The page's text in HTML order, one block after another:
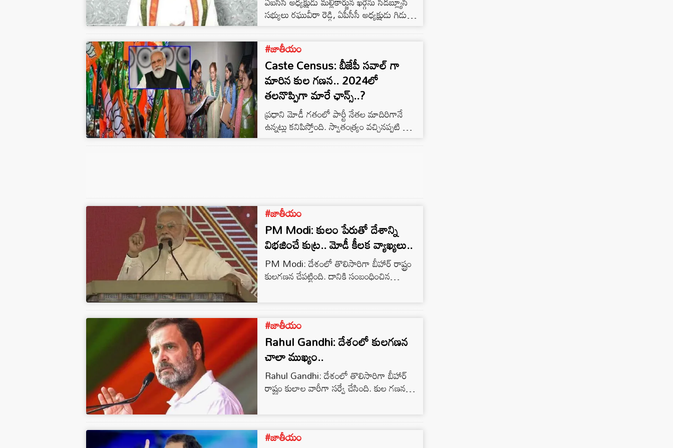
సభ్యులు రఘువీరా రెడ్డి, ఏపీసీసీ అధ్యక్షుడు గిడుగు
రుద్రరాజు కలిశారు. ఈ సందర్భంగా ఆయన
మాట్లాడుతూ.. ఈ నెల 21న మంత్రాలయంలో
నిర్వహించే సభకు రావాలని ఆహ్పానించామన్నారు.
#జాతీయం
Caste Census: బీజేపీ సవాల్ గా
మారిన కుల గణన.. 2024లో
తలనొప్పిగా మారే ఛాన్స్..?
ప్రధాని మోడీ గతంలో పార్టీ నేతల మాదిరిగానే
ఉన్నట్లు కనిపిస్తోంది. స్వాతంత్య్రం వచ్చినప్పటి నుంచి
కేంద్రంలో ఏ పార్టీ అధికారంలో ఉన్నా లెక్కలు
బయటపెట్టే ధైర్యం ఎవరికీ లేదు. ఈ రోజు రాహుల్
#జాతీయం
PM Modi: కులం పేరుతో దేశాన్ని
విభజించే కుట్ర.. మోడీ కీలక వ్యాఖ్యలు..
PM Modi: దేశంలో తొలిసారిగా బీహార్ రాష్ట్రం
కులగణన చేపట్టింది. దానికి సంబంధించిన
వివరాలను ఈ రోజు ప్రకటించింది. ఇదిలా ఉంటే
ప్రతిపక్షాలు కులం పేరుతో దేశాన్ని విభజించే
ప్రయత్నం చేస్తున్నారంటూ ఆగ్రహం వ్యక్తం
ధ్వజమెత్తారు.
#జాతీయం
Rahul Gandhi: దేశంలో కులగణన
చాలా ముఖ్యం..
Rahul Gandhi: దేశంలో తొలిసారిగా బీహార్
రాష్ట్రం కులాల వారీగా సర్వే చేసింది. కుల గణన
ఫలితాలను ఈ రోజు వెల్లడించింది. నితీష్ కుమార్
చేయడానికి, సామాజిక సాధికారత కోసం జాతీయ
#జాతీయం